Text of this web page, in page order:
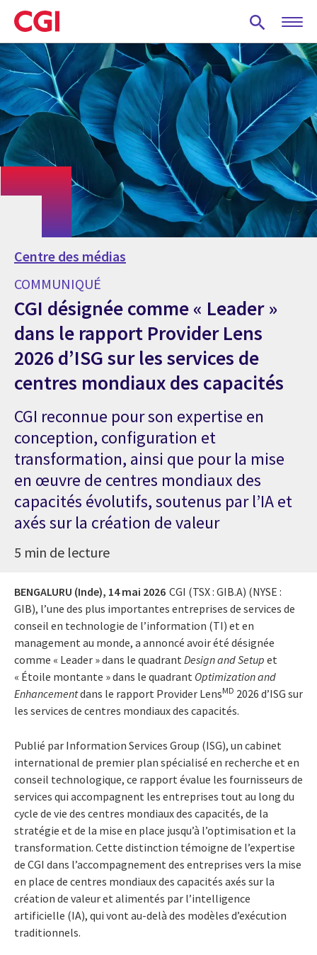
Skip
to
main
content
Centre des médias
COMMUNIQUÉ
CGI désignée comme « Leader »
dans le rapport Provider Lens
2026 d’ISG sur les services de
centres mondiaux des capacités
CGI reconnue pour son expertise en
conception, configuration et
transformation, ainsi que pour la mise
en œuvre de centres mondiaux des
capacités évolutifs, soutenus par l’IA et
axés sur la création de valeur
5 min de lecture
BENGALURU (Inde), 14 mai 2026 CGI (TSX : GIB.A) (NYSE :
GIB), l’une des plus importantes entreprises de services de
conseil en technologie de l’information (TI) et en
management au monde, a annoncé avoir été désignée
comme « Leader » dans le quadrant Design and Setup et
« Étoile montante » dans le quadrant Optimization and
Enhancementdans le rapport Provider LensMD 2026 d’ISG sur
les services de centres mondiaux des capacités.
Publié par Information Services Group (ISG), un cabinet
international de premier plan spécialisé en recherche et en
conseil technologique, ce rapport évalue les fournisseurs de
services qui accompagnent les entreprises tout au long du
cycle de vie des centres mondiaux des capacités, de la
stratégie et de la mise en place jusqu’à l’optimisation et la
transformation. Cette distinction témoigne de l’expertise
de CGI dans l’accompagnement des entreprises vers la mise
en place de centres mondiaux des capacités axés sur la
création de valeur et alimentés par l’intelligence
artificielle (IA), qui vont au-delà des modèles d’exécution
traditionnels.